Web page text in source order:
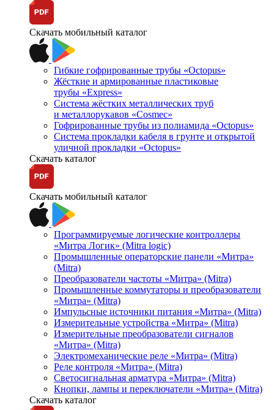
Скачать мобильный каталог
Гибкие гофрированные трубы «Octopus»
Жёсткие и армированные пластиковые
трубы «Express»
Система жёстких металлических труб
и металлорукавов «Cosmec»
Гофрированные трубы из полиамида «Octopus»
Система прокладки кабеля в грунте и открытой
уличной прокладки «Octopus»
Скачать каталог
Скачать мобильный каталог
Программируемые логические контроллеры
«Митра Логик» (Mitra logic)
Промышленные операторские панели «Митра»
(Mitra)
Преобразователи частоты «Митра» (Mitra)
Промышленные коммутаторы и преобразователи
«Митра» (Mitra)
Импульсные источники питания «Митра» (Mitra)
Измерительные устройства «Митра» (Mitra)
Измерительные преобразователи сигналов
«Митра» (Mitra)
Электромеханические реле «Митра» (Mitra)
Реле контроля «Митра» (Mitra)
Светосигнальная арматура «Митра» (Mitra)
Кнопки, лампы и переключатели «Митра» (Mitra)
Скачать каталог